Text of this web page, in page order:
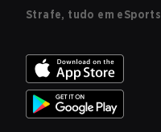
Strafe, tudo em eSports